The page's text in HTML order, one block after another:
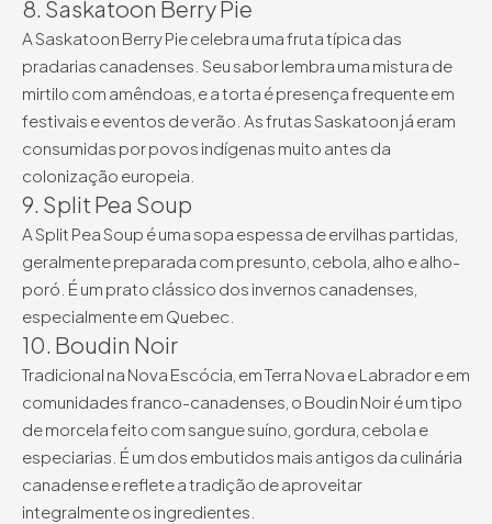
8. Saskatoon Berry Pie
A Saskatoon Berry Pie celebra uma fruta típica das
pradarias canadenses. Seu sabor lembra uma mistura de
mirtilo com amêndoas, e a torta é presença frequente em
festivais e eventos de verão. As frutas Saskatoon já eram
consumidas por povos indígenas muito antes da
colonização europeia.
9. Split Pea Soup
A Split Pea Soup é uma sopa espessa de ervilhas partidas,
geralmente preparada com presunto, cebola, alho e alho-
poró. É um prato clássico dos invernos canadenses,
especialmente em Quebec.
10. Boudin Noir
Tradicional na Nova Escócia, em Terra Nova e Labrador e em
comunidades franco-canadenses, o Boudin Noir é um tipo
de morcela feito com sangue suíno, gordura, cebola e
especiarias. É um dos embutidos mais antigos da culinária
canadense e reflete a tradição de aproveitar
integralmente os ingredientes.